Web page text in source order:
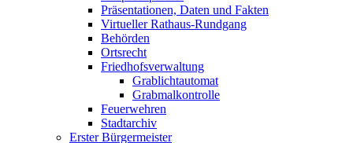
Präsentationen, Daten und Fakten
Virtueller Rathaus-Rundgang
Behörden
Ortsrecht
Friedhofsverwaltung
Grablichtautomat
Grabmalkontrolle
Feuerwehren
Stadtarchiv
Erster Bürgermeister